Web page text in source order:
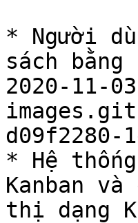
* Người
sách
2020-11-
d09f2280-
* Hệ
Kanban
thị dạng